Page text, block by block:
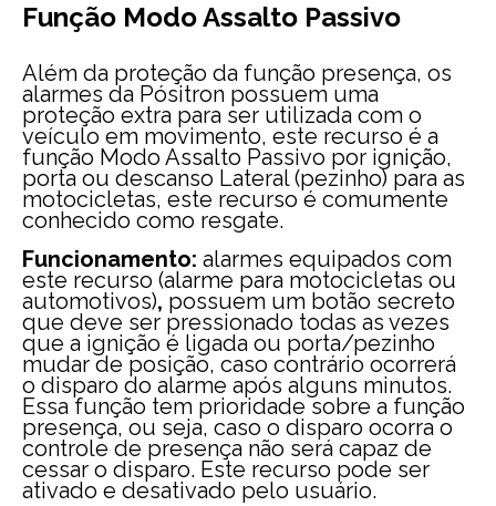
Função Modo Assalto Passivo
Além da proteção da função presença, os
alarmes da Pósitron possuem uma
proteção extra para ser utilizada com o
veículo em movimento, este recurso é a
função Modo Assalto Passivo por ignição,
porta ou descanso Lateral (pezinho) para as
motocicletas, este recurso é comumente
conhecido como resgate.
Funcionamento: alarmes equipados com
este recurso (alarme para motocicletas ou
automotivos), possuem um botão secreto
que deve ser pressionado todas as vezes
que a ignição é ligada ou porta/pezinho
mudar de posição, caso contrário ocorrerá
o disparo do alarme após alguns minutos.
Essa função tem prioridade sobre a função
presença, ou seja, caso o disparo ocorra o
controle de presença não será capaz de
cessar o disparo. Este recurso pode ser
ativado e desativado pelo usuário.